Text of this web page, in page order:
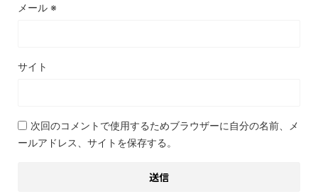
メール ※
サイト
次回のコメントで使用するためブラウザーに自分の名前、メ
ールアドレス、サイトを保存する。